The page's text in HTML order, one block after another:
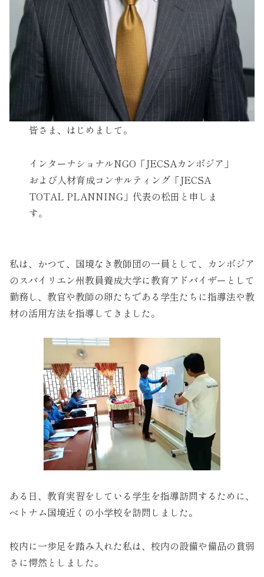
皆さま、はじめまして。
インターナショナルNGO「JECSAカンボジア」
および人材育成コンサルティング「JECSA
TOTAL PLANNING」代表の松田と申しま
す。
私は、かつて、国境なき教師団の一員として、カンボジア
のスバイリエン州教員養成大学に教育アドバイザーとして
勤務し、教官や教師の卵たちである学生たちに指導法や教
材の活用方法を指導してきました。
ある日、教育実習をしている学生を指導訪問するために、
ベトナム国境近くの小学校を訪問しました。
校内に一歩足を踏み入れた私は、校内の設備や備品の貧弱
さに愕然としました。